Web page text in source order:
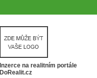
Inzerce na realitním portále
DoRealit.cz